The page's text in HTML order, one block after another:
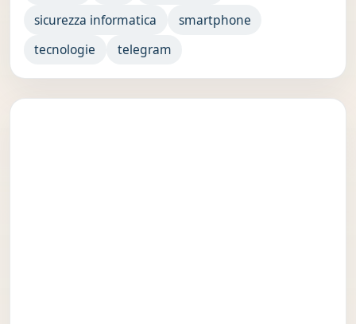
sicurezza informatica
smartphone
tecnologie
telegram